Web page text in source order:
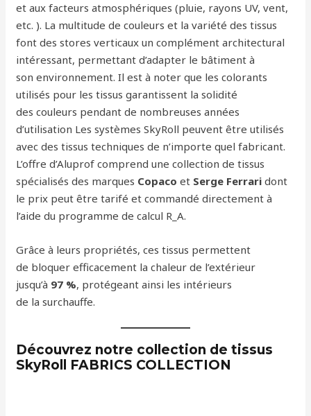
et aux facteurs atmosphériques (pluie, rayons UV, vent,
etc. ). La multitude de couleurs et la variété des tissus
font des stores verticaux un complément architectural
intéressant, permettant d’adapter le bâtiment à
son environnement. Il est à noter que les colorants
utilisés pour les tissus garantissent la solidité
des couleurs pendant de nombreuses années
d’utilisation Les systèmes SkyRoll peuvent être utilisés
avec des tissus techniques de n’importe quel fabricant.
L’offre d’Aluprof comprend une collection de tissus
spécialisés des marques Copaco et Serge Ferrari dont
le prix peut être tarifé et commandé directement à
l’aide du programme de calcul R_A.
Grâce à leurs propriétés, ces tissus permettent
de bloquer efficacement la chaleur de l’extérieur
jusqu’à 97 %, protégeant ainsi les intérieurs
de la surchauffe.
Découvrez notre collection de tissus
SkyRoll FABRICS COLLECTION